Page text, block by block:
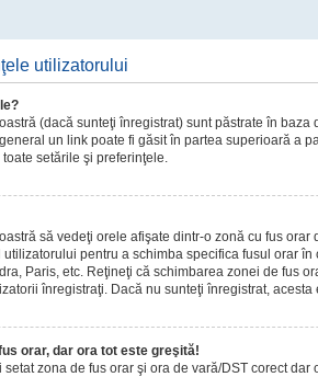
utilizatorului
(dacă sunteţi înregistrat) sunt păstrate în baza
un link poate fi găsit în partea superioară a
setările şi preferinţele.
să vedeţi orele afişate dintr-o zonă cu fus orar
pentru a schimba specifica fusul orar
Paris, etc. Reţineţi că schimbarea zonei de fus
înregistraţi. Dacă nu sunteţi înregistrat, acesta
orar, dar ora tot este greşită!
setat zona de fus orar şi ora de vară/DST corect